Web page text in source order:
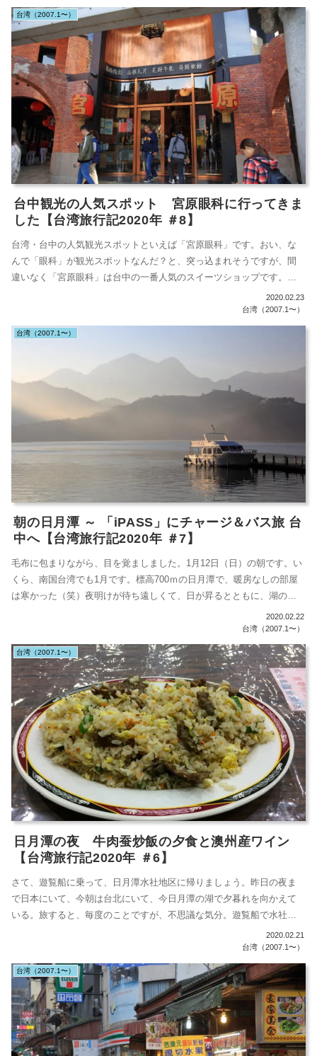
台湾（2007.1〜）
台中観光の人気スポット 宮原眼科に行ってきま
した【台湾旅行記2020年 ＃8】
台湾・台中の人気観光スポットといえば「宮原眼科」です。おい、な
んで「眼科」が観光スポットなんだ？と、突っ込まれそうですが、間
違いなく「宮原眼科」は台中の一番人気のスイーツショップです。要
2020.02.23
台湾（2007.1〜）
台湾（2007.1〜）
朝の日月潭 ～ 「iPASS」にチャージ＆バス旅 台
中へ【台湾旅行記2020年 ＃7】
毛布に包まりながら、目を覚ましました。1月12日（日）の朝です。い
くら、南国台湾でも1月です。標高700ｍの日月潭で、暖房なしの部屋
は寒かった（笑）夜明けが待ち遠しくて、日が昇るとともに、湖の散
2020.02.22
台湾（2007.1〜）
台湾（2007.1〜）
日月潭の夜 牛肉蚕炒飯の夕食と澳州産ワイン
【台湾旅行記2020年 ＃6】
さて、遊覧船に乗って、日月潭水社地区に帰りましょう。昨日の夜ま
で日本にいて、今朝は台北にいて、今日月潭の湖で夕暮れを向かえて
いる。旅すると、毎度のことですが、不思議な気分。遊覧船で水社地
2020.02.21
台湾（2007.1〜）
台湾（2007.1〜）